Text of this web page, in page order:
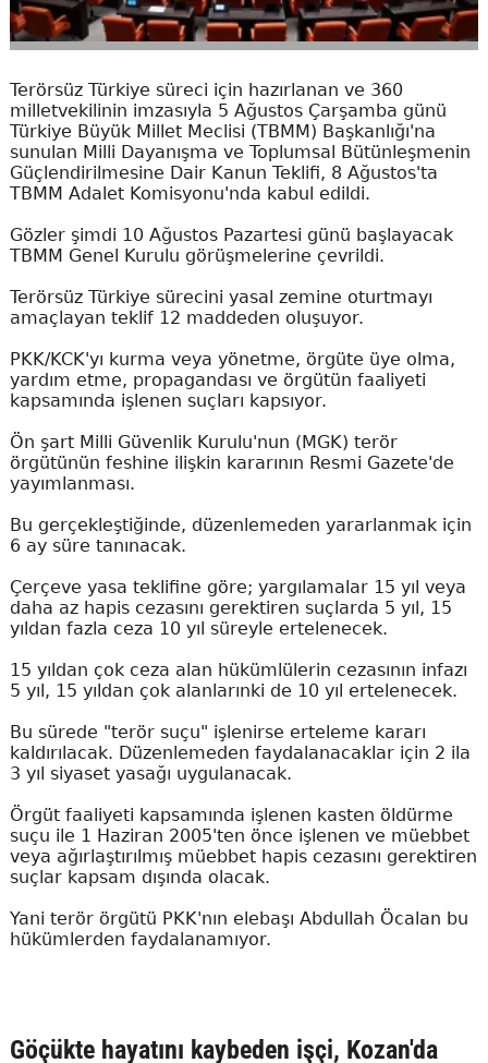
Terörsüz Türkiye süreci için hazırlanan ve 360
milletvekilinin imzasıyla 5 Ağustos Çarşamba günü
Türkiye Büyük Millet Meclisi (TBMM) Başkanlığı'na
sunulan Milli Dayanışma ve Toplumsal Bütünleşmenin
Güçlendirilmesine Dair Kanun Teklifi, 8 Ağustos'ta
TBMM Adalet Komisyonu'nda kabul edildi.
Gözler şimdi 10 Ağustos Pazartesi günü başlayacak
TBMM Genel Kurulu görüşmelerine çevrildi.
Terörsüz Türkiye sürecini yasal zemine oturtmayı
amaçlayan teklif 12 maddeden oluşuyor.
PKK/KCK'yı kurma veya yönetme, örgüte üye olma,
yardım etme, propagandası ve örgütün faaliyeti
kapsamında işlenen suçları kapsıyor.
Ön şart Milli Güvenlik Kurulu'nun (MGK) terör
örgütünün feshine ilişkin kararının Resmi Gazete'de
yayımlanması.
Bu gerçekleştiğinde, düzenlemeden yararlanmak için
6 ay süre tanınacak.
Çerçeve yasa teklifine göre; yargılamalar 15 yıl veya
daha az hapis cezasını gerektiren suçlarda 5 yıl, 15
yıldan fazla ceza 10 yıl süreyle ertelenecek.
15 yıldan çok ceza alan hükümlülerin cezasının infazı
5 yıl, 15 yıldan çok alanlarınki de 10 yıl ertelenecek.
Bu sürede "terör suçu" işlenirse erteleme kararı
kaldırılacak. Düzenlemeden faydalanacaklar için 2 ila
3 yıl siyaset yasağı uygulanacak.
Örgüt faaliyeti kapsamında işlenen kasten öldürme
suçu ile 1 Haziran 2005'ten önce işlenen ve müebbet
veya ağırlaştırılmış müebbet hapis cezasını gerektiren
suçlar kapsam dışında olacak.
Yani terör örgütü PKK'nın elebaşı Abdullah Öcalan bu
hükümlerden faydalanamıyor.
Göçükte hayatını kaybeden işçi, Kozan'da